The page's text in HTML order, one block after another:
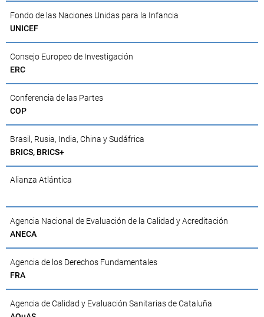
Fondo de las Naciones Unidas para la Infancia
UNICEF
Consejo Europeo de Investigación
ERC
Conferencia de las Partes
COP
Brasil, Rusia, India, China y Sudáfrica
BRICS, BRICS+
Alianza Atlántica
Agencia Nacional de Evaluación de la Calidad y Acreditación
ANECA
Agencia de los Derechos Fundamentales
FRA
Agencia de Calidad y Evaluación Sanitarias de Cataluña